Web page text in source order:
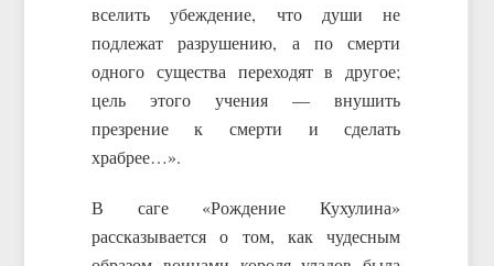
вселить убеждение, что души не
подлежат разрушению, а по смерти
одного существа переходят в другое;
цель этого учения — внушить
презрение к смерти и сделать
храбрее…».
В саге «Рождение Кухулина»
рассказывается о том, как чудесным